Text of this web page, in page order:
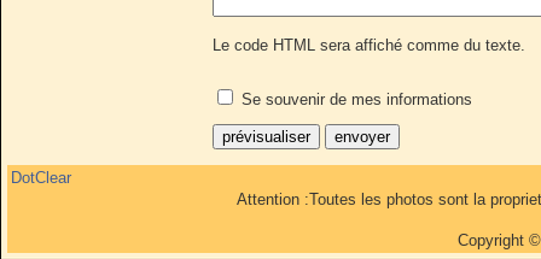
Le code HTML sera affiché comme du texte.
Se souvenir de mes informations
DotClear
Attention :Toutes les photos sont la
Copyright